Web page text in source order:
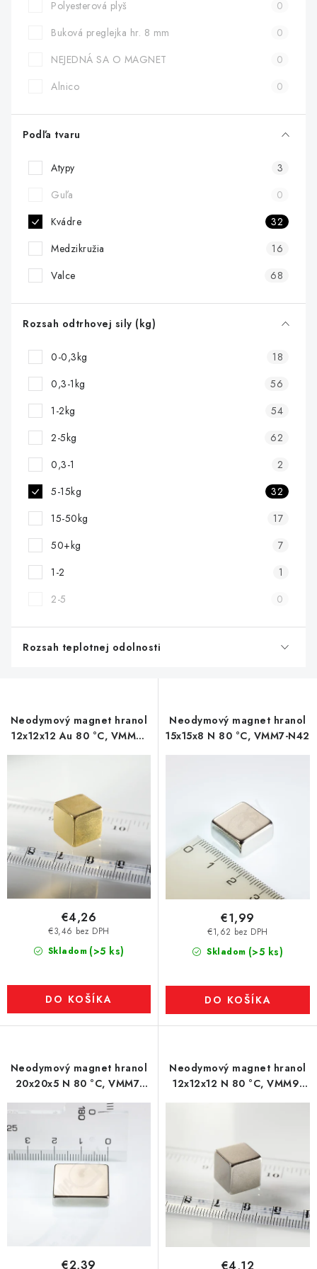
Polyesterová plyš
0
Buková preglejka hr. 8 mm
0
NEJEDNÁ SA O MAGNET
0
Alnico
0
Podľa tvaru
Atypy
3
Guľa
0
Kvádre
32
Medzikružia
16
Valce
68
Rozsah odtrhovej sily (kg)
0-0,3kg
18
0,3-1kg
56
1-2kg
54
2-5kg
62
0,3-1
2
5-15kg
32
15-50kg
17
50+kg
7
1-2
1
2-5
0
Rozsah teplotnej odolnosti
Neodymový magnet hranol
12x12x12 Au 80 °C, VMM9-
Skladom (>5 ks)
€3,46 bez DPH
€4,26
DO KOŠÍKA
Neodymový magnet hranol
15x15x8 N 80 °C, VMM7-N42
Skladom (>5 ks)
€1,62 bez DPH
€1,99
DO KOŠÍKA
Neodymový magnet hranol
20x20x5 N 80 °C, VMM7-
N42
€2,39
Neodymový magnet hranol
12x12x12 N 80 °C, VMM9-
N48
€4,12